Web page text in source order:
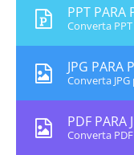
PPT PARA
Converta
JPG PARA
Converta JPG
PDF PARA
Converta PDF